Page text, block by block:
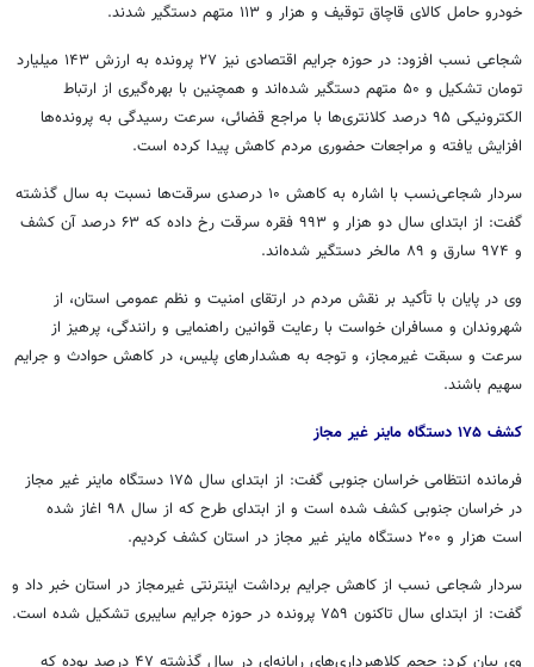
خودرو حامل کالای قاچاق توقیف و هزار و ۱۱۳ متهم دستگیر شدند.
شجاعی نسب افزود: در حوزه جرایم اقتصادی نیز ۲۷ پرونده به ارزش ۱۴۳ میلیارد
تومان تشکیل و ۵۰ متهم دستگیر شده‌اند و همچنین با بهره‌گیری از ارتباط
الکترونیکی ۹۵ درصد کلانتری‌ها با مراجع قضائی، سرعت رسیدگی به پرونده‌ها
افزایش یافته و مراجعات حضوری مردم کاهش پیدا کرده است.
سردار شجاعی‌نسب با اشاره به کاهش ۱۰ درصدی سرقت‌ها نسبت به سال گذشته
گفت: از ابتدای سال دو هزار و ۹۹۳ فقره سرقت رخ داده که ۶۳ درصد آن کشف
و ۹۷۴ سارق و ۸۹
مالخر دستگیر شده‌اند.
وی در پایان با تأکید بر نقش مردم در ارتقای امنیت و نظم عمومی استان، از
شهروندان و مسافران خواست با رعایت قوانین راهنمایی و رانندگی، پرهیز از
سرعت و سبقت غیرمجاز، و توجه به هشدارهای پلیس، در کاهش حوادث و جرایم
سهیم باشند.
کشف ۱۷۵ دستگاه
ماینرغیر مجاز
فرمانده انتظامی خراسان جنوبی گفت: از ابتدای سال ۱۷۵ دستگاه
ماینر غیر مجاز
در خراسان جنوبی کشف شده است و از ابتدای طرح که از سال ۹۸
اغاز شده
است هزار و ۲۰۰ دستگاه
ماینر غیر مجاز در استان کشف کردیم.
سردار شجاعی نسب از کاهش جرایم برداشت اینترنتی غیرمجاز در استان خبر داد و
گفت: از ابتدای سال تاکنون ۷۵۹ پرونده در حوزه جرایم سایبری تشکیل شده است.